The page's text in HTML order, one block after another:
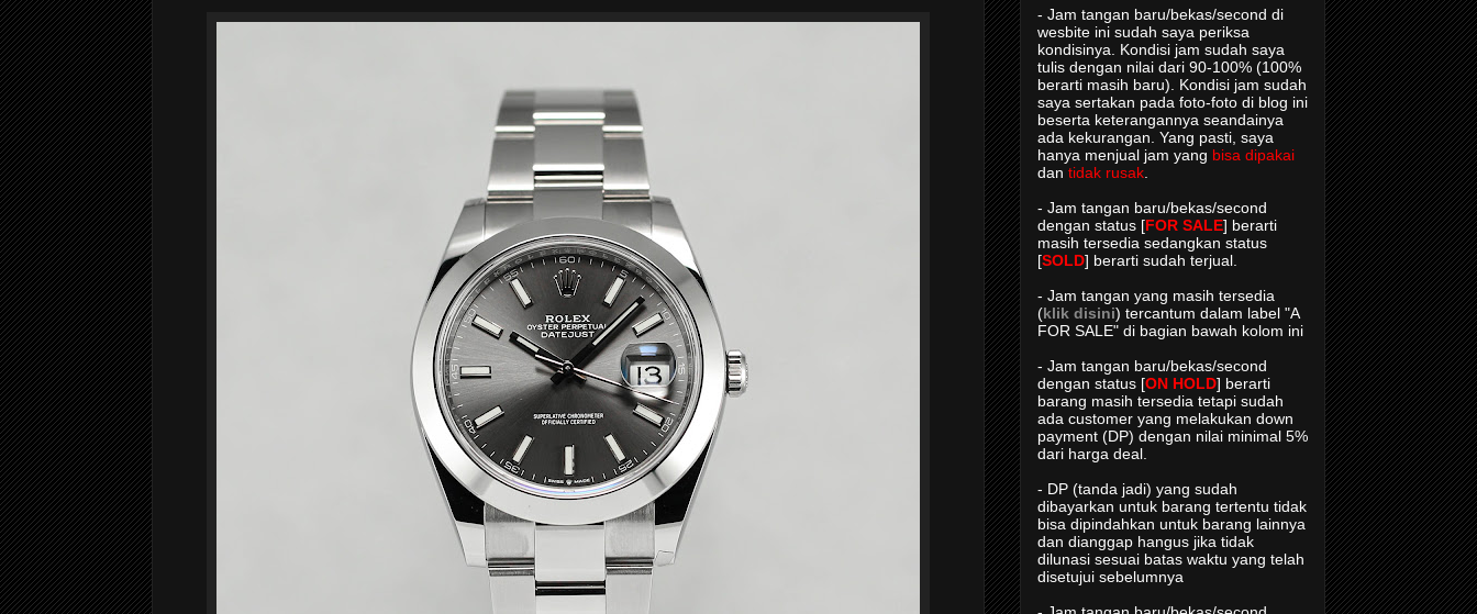
- Jam tangan baru/bekas/second di
wesbite ini sudah saya periksa
kondisinya. Kondisi jam sudah saya
tulis dengan nilai dari 90-100% (100%
berarti masih baru). Kondisi jam sudah
saya sertakan pada foto-foto di blog ini
beserta keterangannya seandainya
ada kekurangan. Yang pasti, saya
hanya menjual jam yang bisa dipakai
dan tidak rusak
- Jam tangan baru/bekas/second
dengan status [FOR SALE] berarti
masih tersedia sedangkan status
[SOLD] berarti sudah terjual.
- Jam tangan yang masih tersedia
(klik disini) tercantum dalam label "A
FOR SALE" di bagian bawah kolom ini
- Jam tangan baru/bekas/second
dengan status [ON HOLD] berarti
barang masih tersedia tetapi sudah
ada customer yang melakukan down
payment (DP) dengan nilai minimal 5%
dari harga deal.
- DP (tanda jadi) yang sudah
dibayarkan untuk barang tertentu tidak
bisa dipindahkan untuk barang lainnya
dan dianggap hangus jika tidak
dilunasi sesuai batas waktu yang telah
disetujui sebelumnya